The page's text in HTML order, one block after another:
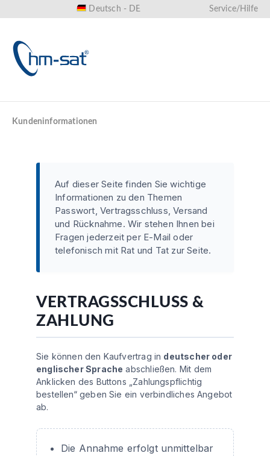
Deutsch - DE Service/Hilfe
Kundeninformationen
Auf dieser Seite finden Sie wichtige
Informationen zu den Themen
Passwort, Vertragsschluss, Versand
und Rücknahme. Wir stehen Ihnen bei
Fragen jederzeit per E-Mail oder
telefonisch mit Rat und Tat zur Seite.
VERTRAGSSCHLUSS &
ZAHLUNG
Sie können den Kaufvertrag in deutscher oder
englischer Sprache abschließen. Mit dem
Anklicken des Buttons „Zahlungspflichtig
bestellen“ geben Sie ein verbindliches Angebot
ab.
Die Annahme erfolgt unmittelbar